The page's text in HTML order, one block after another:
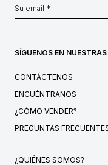
SÍGUENOS EN NUESTRAS
CONTÁCTENOS
ENCUÉNTRANOS
¿CÓMO VENDER?
PREGUNTAS
¿QUIÉNES SOMOS?